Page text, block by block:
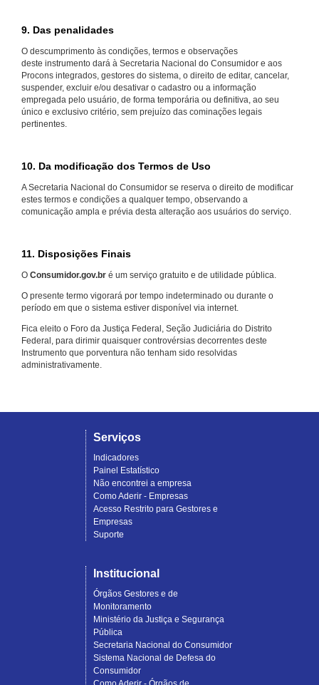
9. Das penalidades
O descumprimento às condições, termos e observações
deste instrumento dará à Secretaria Nacional do Consumidor e aos
Procons integrados, gestores do sistema, o direito de editar, cancelar,
suspender, excluir e/ou desativar o cadastro ou a informação
empregada pelo usuário, de forma temporária ou definitiva, ao seu
único e exclusivo critério, sem prejuízo das cominações legais
pertinentes.
10. Da modificação dos Termos de Uso
A Secretaria Nacional do Consumidor se reserva o direito de modificar
estes termos e condições a qualquer tempo, observando a
comunicação ampla e prévia desta alteração aos usuários do serviço.
11. Disposições Finais
O Consumidor.gov.br é um serviço gratuito e de utilidade pública.
O presente termo vigorará por tempo indeterminado ou durante o
período em que o sistema estiver disponível via internet.
Fica eleito o Foro da Justiça Federal, Seção Judiciária do Distrito
Federal, para dirimir quaisquer controvérsias decorrentes deste
Instrumento que porventura não tenham sido resolvidas
administrativamente.
Serviços
Indicadores
Painel Estatístico
Não encontrei a empresa
Como Aderir - Empresas
Acesso Restrito para Gestores e
Empresas
Suporte
Institucional
Órgãos Gestores e de
Monitoramento
Ministério da Justiça e Segurança
Pública
Secretaria Nacional do Consumidor
Sistema Nacional de Defesa do
Consumidor